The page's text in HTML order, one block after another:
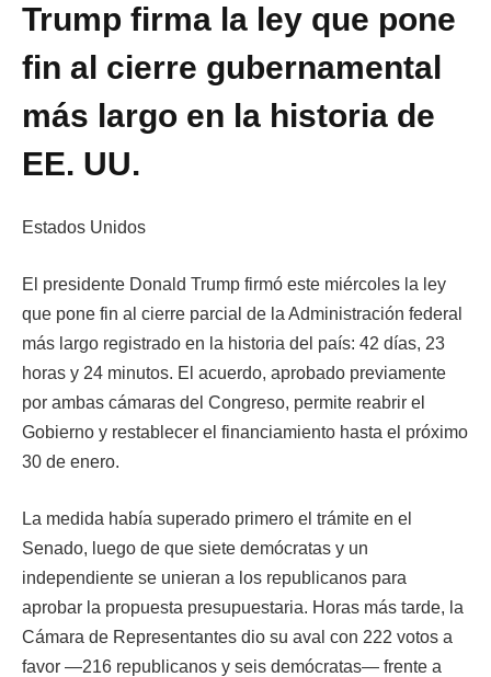
Trump firma la ley que pone
fin al cierre gubernamental
más largo en la historia de
EE. UU.
Estados Unidos
El presidente Donald Trump firmó este miércoles la ley
que pone fin al cierre parcial de la Administración federal
más largo registrado en la historia del país: 42 días, 23
horas y 24 minutos. El acuerdo, aprobado previamente
por ambas cámaras del Congreso, permite reabrir el
Gobierno y restablecer el financiamiento hasta el próximo
30 de enero.
La medida había superado primero el trámite en el
Senado, luego de que siete demócratas y un
independiente se unieran a los republicanos para
aprobar la propuesta presupuestaria. Horas más tarde, la
Cámara de Representantes dio su aval con 222 votos a
favor —216 republicanos y seis demócratas— frente a